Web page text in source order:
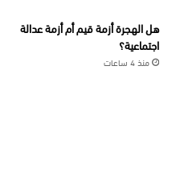
هل الهجرة أزمة قيم أم أزمة عدالة
اجتماعية؟
منذ 4 ساعات